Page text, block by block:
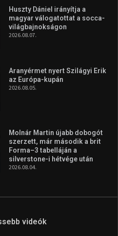
Huszty Dániel irányítja a
magyar válogatottat a socca-
világbajnokságon
2026.08.07.
Aranyérmet nyert Szilágyi Erik
az Európa-kupán
2026.08.05.
Molnár Martin újabb dobogót
szerzett, már második a brit
Forma–3 tabelláján a
silverstone-i hétvége után
2026.08.04.
videók